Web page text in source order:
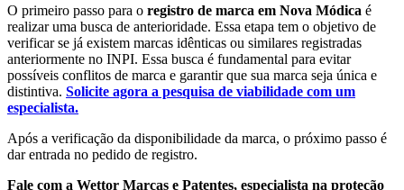
O primeiro passo para o registro de marca em Nova Módica é
realizar uma busca de anterioridade. Essa etapa tem o objetivo de
verificar se já existem marcas idênticas ou similares registradas
anteriormente no INPI. Essa busca é fundamental para evitar
possíveis conflitos de marca e garantir que sua marca seja única e
distintiva. Solicite agora a pesquisa de viabilidade com um
especialista.
Após a verificação da disponibilidade da marca, o próximo passo é
dar entrada no pedido de registro.
Fale com a Wettor Marcas e Patentes, especialista na proteção